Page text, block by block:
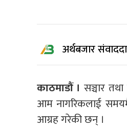
अर्थबजार
काठमाडौं । सञ्चार
आम नागरिकलाई
आग्रह गरेकी छन् ।